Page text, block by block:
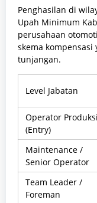
Penghasilan di
Upah Minimum
perusahaan
skema
tunjangan.
Level Jabatan
Operator Produksi
(Entry)
Maintenance /
Senior Operator
Team Leader /
Foreman